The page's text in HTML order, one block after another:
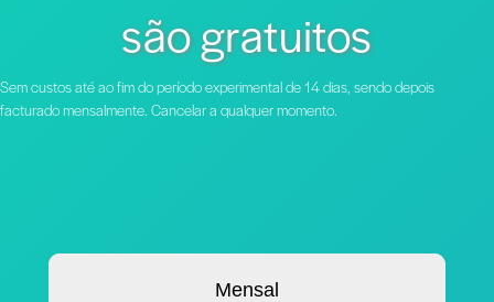
são gratuitos
Sem custos até ao fim do período experimental de 14 dias, sendo depois
facturado mensalmente. Cancelar a qualquer momento.
Mensal